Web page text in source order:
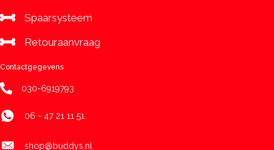
Spaarsysteem
Retouraanvraag
Contactgegevens
030-6919793
06 - 47 21 11 51
shop@buddys.nl